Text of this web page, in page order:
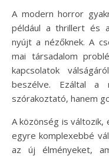
A modern horror
például a thrillert és
nyújt a nézőknek. A
mai társadalom
kapcsolatok
beszélve. Ezáltal a
szórakoztató, hanem
A közönség is változik,
egyre komplexebbé
az új élményeket,